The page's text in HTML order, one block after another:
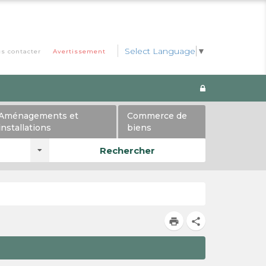
contacter Avertissement Select Language ▼
et
Commerce de
biens
Rechercher
print share